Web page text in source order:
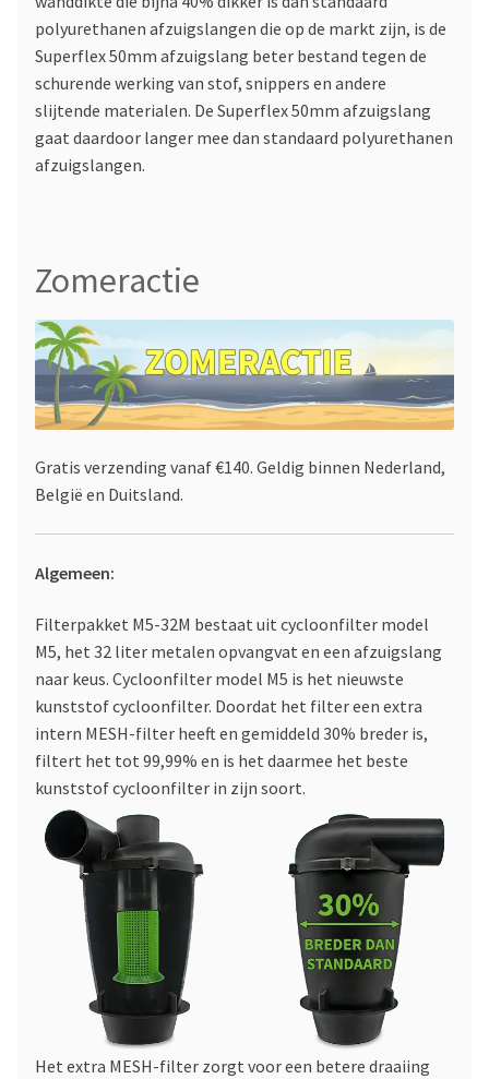
polyurethanen afzuigslangen die op de markt zijn, is de
Superflex 50mm afzuigslang beter bestand tegen de
schurende werking van stof, snippers en andere
slijtende materialen. De Superflex 50mm afzuigslang
gaat daardoor langer mee dan standaard polyurethanen
afzuigslangen.
Zomeractie
Gratis verzending vanaf €140. Geldig binnen Nederland,
België en Duitsland.
Algemeen:
Filterpakket M5-32M bestaat uit cycloonfilter model
M5, het 32 liter metalen opvangvat en een afzuigslang
naar keus. Cycloonfilter model M5 is het nieuwste
kunststof cycloonfilter. Doordat het filter een extra
intern MESH-filter heeft en gemiddeld 30% breder is,
filtert het tot 99,99% en is het daarmee het beste
kunststof cycloonfilter in zijn soort.
Het extra MESH-filter zorgt voor een betere draaiing